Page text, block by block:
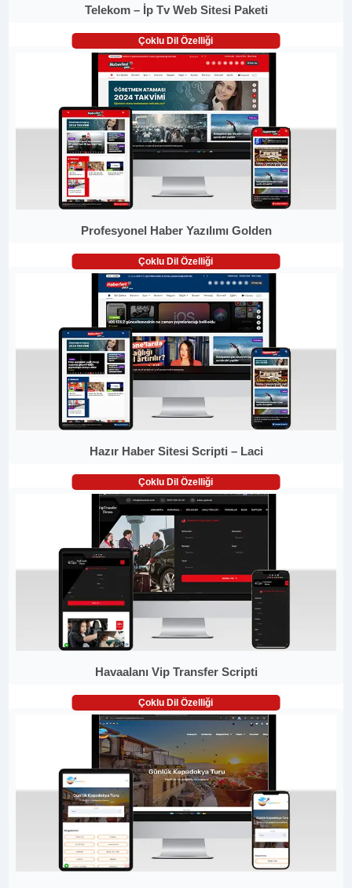
Telekom – İp Tv Web Sitesi Paketi
Çoklu Dil Özelliği
Profesyonel Haber Yazılımı Golden
Çoklu Dil Özelliği
Hazır Haber Sitesi Scripti – Laci
Çoklu Dil Özelliği
Havaalanı Vip Transfer Scripti
Çoklu Dil Özelliği